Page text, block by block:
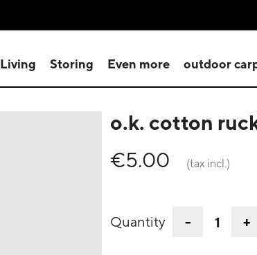
Living Storing Even more outdoor
o.k. cotton
€5.00
(tax incl.)
Quantity - +